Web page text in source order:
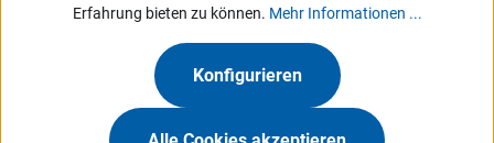
Datenschutz ImpressumAllg. Verkaufsbedingungen
KontaktHinweisgeber-Portal
Unsere Angebote & Services richten sich ausschließlich an Industrie, Handel,
Erfahrung bieten zu können. Mehr Informationen ...
Konfigurieren